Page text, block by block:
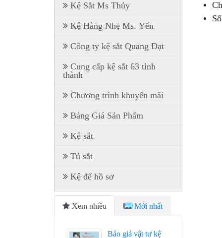
Kệ Sắt Ms Thủy
Kệ Hàng Nhẹ Ms. Yến
Công ty kệ sắt Quang Đạt
Cung cấp kệ sắt 63 tỉnh
thành
Chương trình khuyến mãi
Bảng Giá Sản Phẩm
Kệ sắt
Tủ sắt
Kệ để hồ sơ
Xem nhiều Mới nhất
Báo giá vật tư kệ